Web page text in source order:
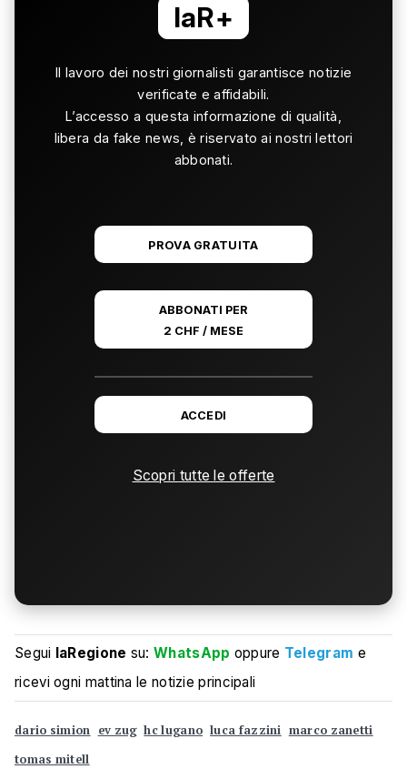
laR+
Il lavoro dei nostri giornalisti garantisce notizie
verificate e affidabili.
L’accesso a questa informazione di qualità,
libera da fake news, è riservato ai nostri lettori
abbonati.
PROVA GRATUITA
ABBONATI PER
2 CHF / MESE
ACCEDI
Scopri tutte le offerte
Segui laRegione su:WhatsApp oppure Telegram e
ricevi ogni mattina le notizie principali
dario simion ev zug hc lugano luca fazzini marco zanetti
tomas mitell